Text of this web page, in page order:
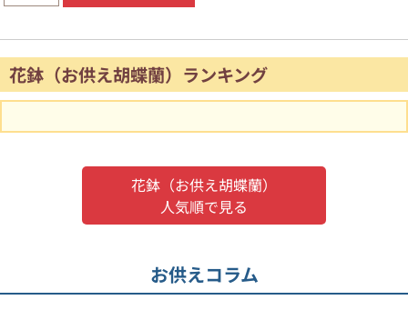
花鉢（お供え胡蝶蘭）ランキング
花鉢（お供え胡蝶蘭）
人気順で見る
お供えコラム